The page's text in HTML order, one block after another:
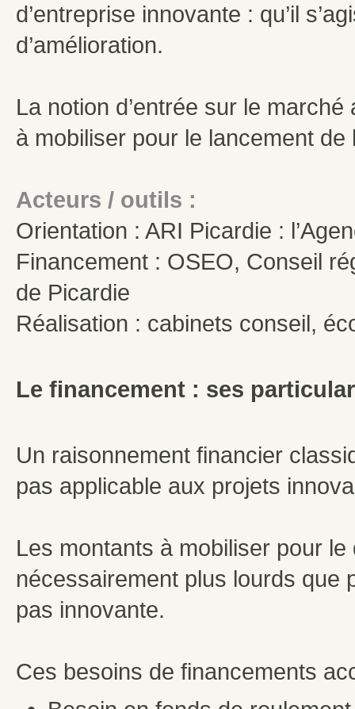
d’entreprise innovante : qu’il
d’amélioration.
La notion d’entrée sur le
à mobiliser pour le lancement de
Acteurs / outils :
Orientation : ARI Picardie :
Financement : OSEO, Conseil
de Picardie
Réalisation : cabinets conseil,
Le financement : ses
Un raisonnement financier
pas applicable aux projets
Les montants à mobiliser pour
nécessairement plus lourds que
pas innovante.
Ces besoins de financements